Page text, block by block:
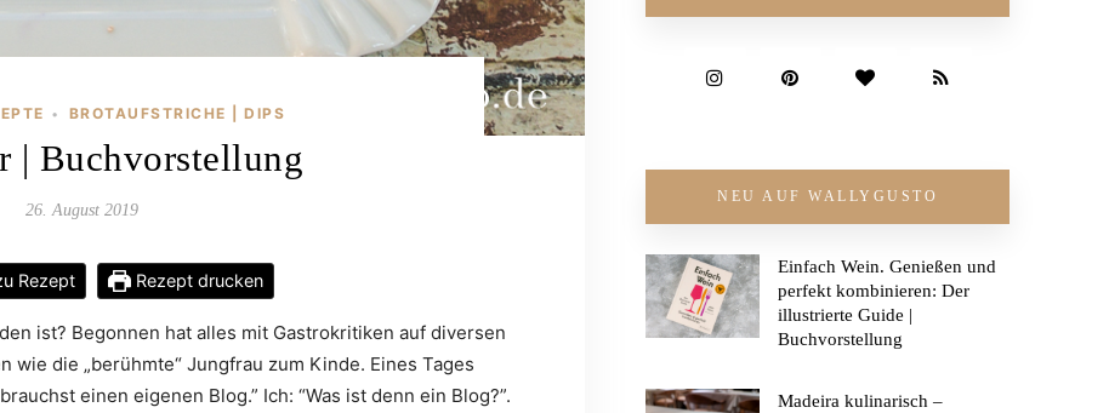
• BROTAUFSTRICHE | DIPS
| Buchvorstellung
26. August 2019
Rezept Rezept drucken
ist? Begonnen hat alles mit Gastrokritiken auf diversen
wie die „berühmte“ Jungfrau zum Kinde. Eines Tages
einen eigenen Blog.” Ich: “Was ist denn ein Blog?”.
NEU AUF WALLYGUSTO
Einfach Wein. Genießen und
perfekt kombinieren: Der
illustrierte Guide |
Buchvorstellung
Madeira kulinarisch –